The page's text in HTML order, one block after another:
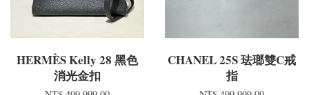
HERMÈS Kelly 28 黑色
消光金扣
CHANEL 25S 珐瑯雙C戒
指